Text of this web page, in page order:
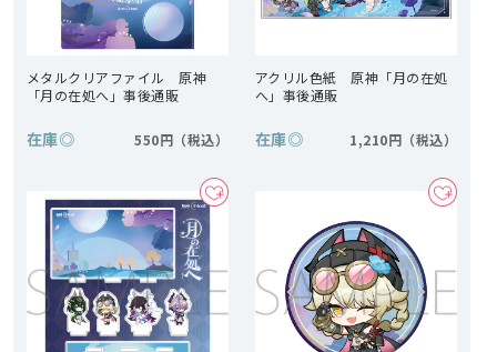
メタルクリアファイル 原神
「月の在処へ」事後通販
在庫◎ 550円
アクリル色紙 原神「月の在処
へ」事後通販
在庫◎ 1,210円